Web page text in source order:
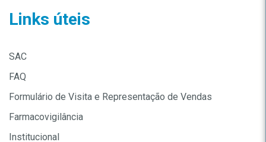
Links úteis
SAC
FAQ
Formulário de Visita e Representação de Vendas
Farmacovigilância
Institucional